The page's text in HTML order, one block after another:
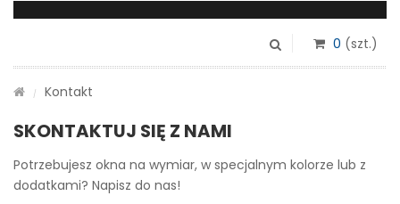
0 (szt.)
/ Kontakt
SKONTAKTUJ SIĘ Z NAMI
Potrzebujesz okna na wymiar, w specjalnym kolorze lub z
dodatkami? Napisz do nas!